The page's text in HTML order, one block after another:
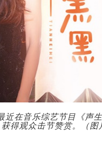
近在音乐综艺节目《声
得观众击节赞赏。（图